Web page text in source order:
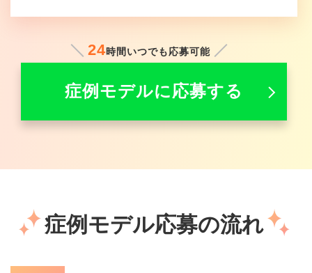
24時間いつでも応募可能
症例モデルに応募する
症例モデル応募の流れ